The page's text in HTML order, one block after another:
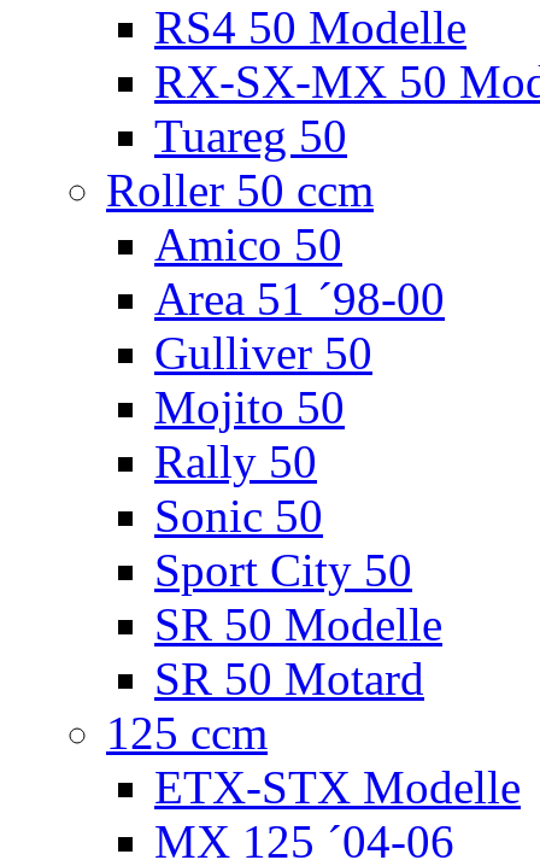
RS4 50 Modelle
RX-SX-MX 50
Tuareg 50
Roller 50 ccm
Amico 50
Area 51 ´98-00
Gulliver 50
Mojito 50
Rally 50
Sonic 50
Sport City 50
SR 50 Modelle
SR 50 Motard
125 ccm
ETX-STX Modelle
MX 125 ´04-06